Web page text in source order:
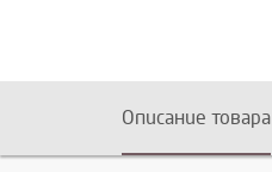
Описание товара